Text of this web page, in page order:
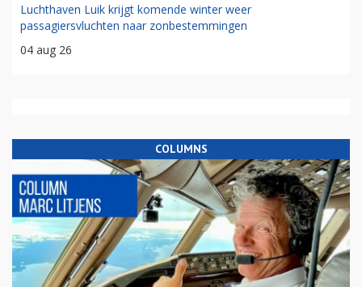
Luchthaven Luik krijgt komende winter weer
passagiersvluchten naar zonbestemmingen
04 aug 26
COLUMNS